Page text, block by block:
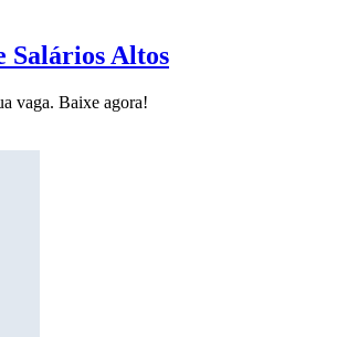
Salários Altos
vaga. Baixe agora!